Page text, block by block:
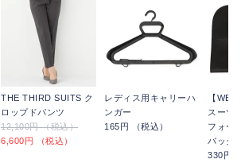
THE THIRD SUITS ク
ロップドパンツ
12,100円 （税込）
6,600円 （税込）
レディス用キャリーハ
ンガー
165円 （税込）
【
スーツ
フォー
バッグ
330円